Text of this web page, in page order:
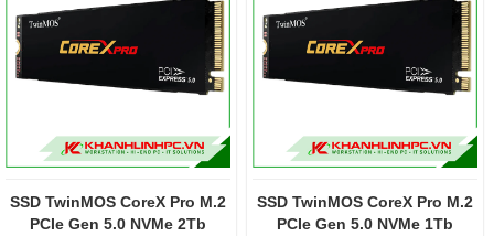
SSD TwinMOS CoreX Pro M.2
PCIe Gen 5.0 NVMe 2Tb
SSD TwinMOS CoreX Pro M.2
PCIe Gen 5.0 NVMe 1Tb